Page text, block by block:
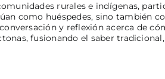
rurales e indígenas,
como huéspedes, sino también
y reflexión acerca de
fusionando el saber